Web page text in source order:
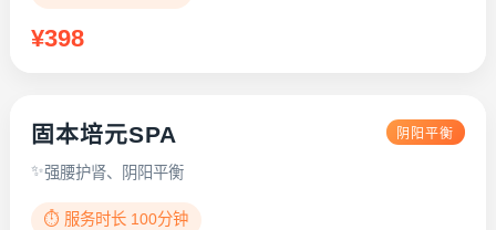
¥398
固本培元SPA 阴阳平衡
强腰护肾、阴阳平衡
⏱️ 服务时长 100分钟